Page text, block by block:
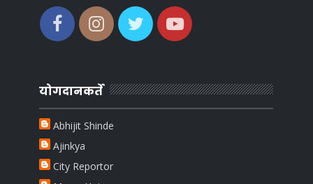
योगदानकर्ते
Abhijit Shinde
Ajinkya
City Reportor